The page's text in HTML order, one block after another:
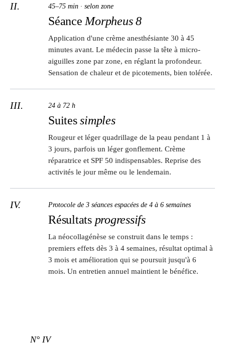
II. 45–75 min · selon zone
Séance Morpheus 8
Application d'une crème anesthésiante 30 à 45
minutes avant. Le médecin passe la tête à micro-
aiguilles zone par zone, en réglant la profondeur.
Sensation de chaleur et de picotements, bien tolérée.
III. 24 à 72 h
Suitessimples
Rougeur et léger quadrillage de la peau pendant 1 à
3 jours, parfois un léger gonflement. Crème
réparatrice et SPF 50 indispensables. Reprise des
activités le jour même ou le lendemain.
IV. Protocole de 3 séances espacées de 4 à 6 semaines
Résultats progressifs
La néocollagénèse se construit dans le temps :
premiers effets dès 3 à 4 semaines, résultat optimal à
3 mois et amélioration qui se poursuit jusqu'à 6
mois. Un entretien annuel maintient le bénéfice.
N° IV